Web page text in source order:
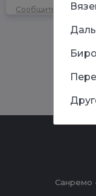
Сообщить об
Санремо